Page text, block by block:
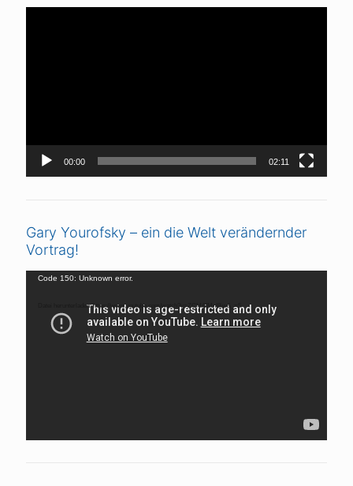
00:00 02:11
Gary Yourofsky – ein die Welt verändernder
Vortrag!
Video-
Code 150: Unknown error.
Datei herunterladen: https://www.youtube.com/watch?v=ZCMAIMnI8iw&_=5